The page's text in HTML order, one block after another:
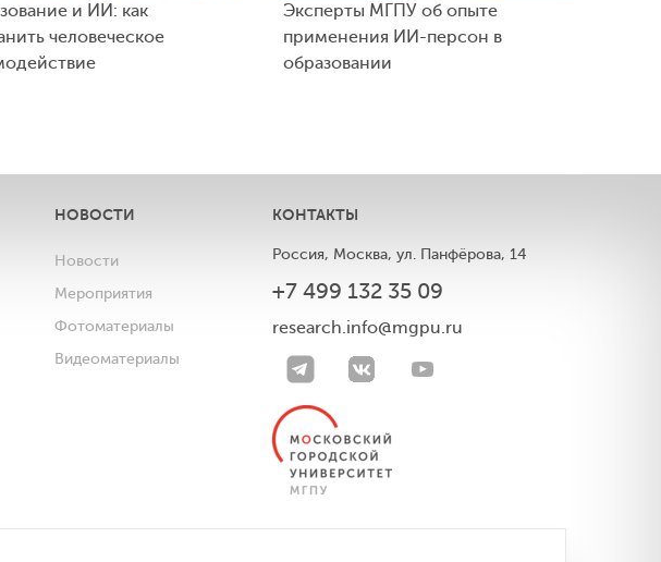
и ИИ: как
человеческое
Эксперты МГПУ об опыте
применения ИИ-персон в
образовании
НОВОСТИ
Новости
Мероприятия
Фотоматериалы
Видеоматериалы
КОНТАКТЫ
Россия, Москва, ул. Панфёрова, 14
+7 499 132 35 09
research.info@mgpu.ru